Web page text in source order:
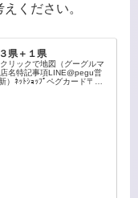
ください。
県＋１県
リックで地図（グーグルマ
名特記事項LINE@pegu営
ﾈｯﾄｼｮｯﾌﾟペグカード〒県